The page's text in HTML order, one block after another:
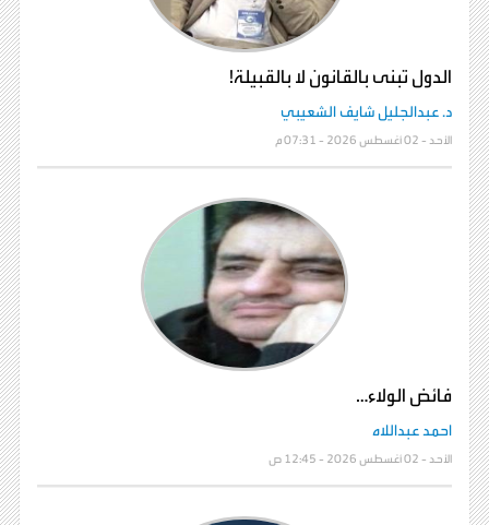
الدول تبنى بالقانون لا بالقبيلة!
د. عبدالجليل شايف الشعيبي
الأحد - 02 أغسطس 2026 - 07:31 م
فائض الولاء…
احمد عبداللاه
الأحد - 02 أغسطس 2026 - 12:45 ص